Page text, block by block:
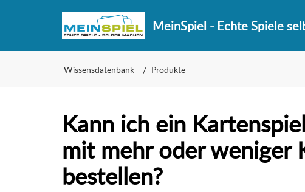
MeinSpiel - Echte Spiele
Wissensdatenbank Produkte
Kann ich ein
mit mehr oder weniger
bestellen?